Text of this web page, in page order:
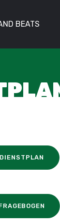
DIENSTPLAN